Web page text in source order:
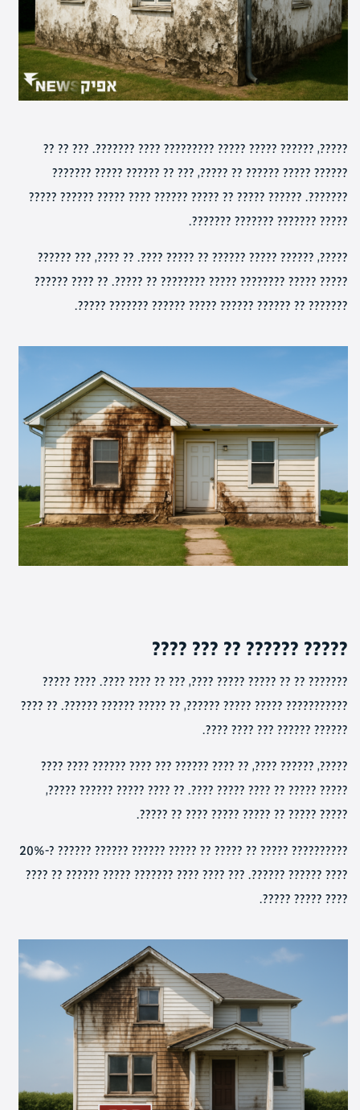
?????, ?????? ????? ????? ????????? ???? ???????. ??? ?? ??
?????? ????? ?????? ?? ?????, ??? ?? ?????? ????? ???????
???????. ?????? ????? ?? ????? ?????? ???? ????? ?????? ?????
????? ??????? ??????? ???????.
?????, ?????? ????? ?????? ?? ????? ????. ?? ????, ??? ??????
????? ????? ???????? ????? ???????? ?? ?????. ?? ???? ??????
??????? ?? ?????? ?????? ????? ?????? ??????? ?????.
????? ?????? ?? ??? ????
??????? ?? ?? ????? ????? ????, ??? ?? ???? ????. ???? ?????
??????????? ????? ????? ??????, ?? ????? ?????? ??????. ?? ????
?????? ?????? ??? ???? ????.
?????, ?????? ????, ?? ???? ?????? ??? ???? ?????? ???? ????
????? ????? ?? ???? ????? ????. ?? ???? ????? ?????? ?????,
????? ????? ?? ????? ????? ???? ?? ?????.
?????????? ????? ?? ????? ?? ????? ?????? ?????? ?????? ?-20%
???? ?????? ??????. ??? ???? ???? ??????? ????? ?????? ?? ????
???? ????? ?????.